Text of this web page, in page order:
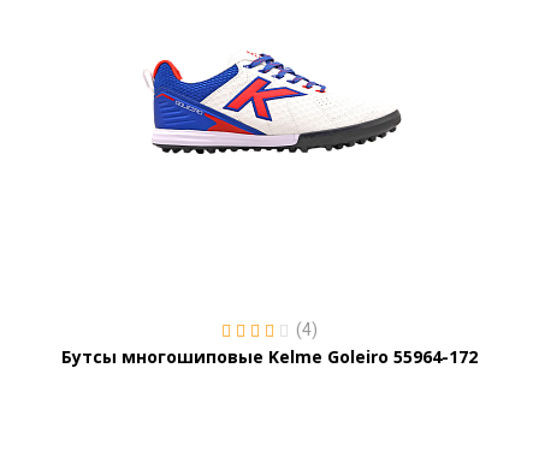
(4)
Бутсы многошиповые Kelme Goleiro 55964-172